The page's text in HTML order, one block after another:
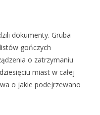
dokumenty. Gruba
gończych
o zatrzymaniu
miast w całej
o jakie podejrzewano